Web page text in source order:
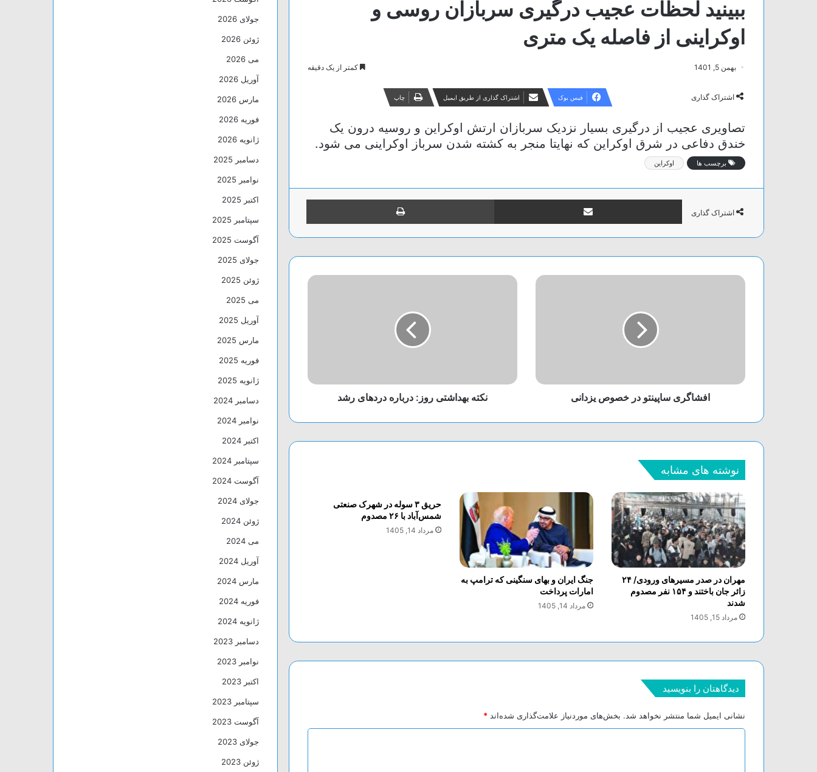
ببینید لحظات عجیب درگیری سربازان روسی و
اوکراینی از فاصله یک متری
بهمن 5, 1401 کمتر از یک دقیقه
اشتراک گذاری فیس بوک اشتراک گذاری از طریق ایمیل چاپ
تصاویری عجیب از درگیری بسیار نزدیک سربازان ارتش اوکراین و روسیه درون یک
خندق دفاعی در شرق اوکراین که نهایتا منجر به کشته شدن سرباز اوکراینی می شود.
برچسب ها اوکراین
اشتراک گذاری
اشتراک گذاری از طریق ایمیل
افشاگری ساپینتو در خصوص یزدانی نکته بهداشتی روز: درباره دردهای رشد
نوشته های مشابه
مهران در صدر مسیر‌های ورودی/ ۲۴
زائر جان باختند و ۱۵۴ نفر مصدوم
شدند
مرداد 15, 1405
جنگ ایران و بهای سنگینی که ترامپ به
امارات پرداخت
مرداد 14, 1405
حریق ۳ سوله در شهرک صنعتی
شمس‌آباد با ۲۶ مصدوم
مرداد 14, 1405
دیدگاهتان را بنویسید
نشانی ایمیل شما منتشر نخواهد شد. بخش‌های موردنیاز علامت‌گذاری شده‌اند *
جولای 2026
ژوئن 2026
می 2026
آوریل 2026
مارس 2026
فوریه 2026
ژانویه 2026
دسامبر 2025
نوامبر 2025
اکتبر 2025
سپتامبر 2025
آگوست 2025
جولای 2025
ژوئن 2025
می 2025
آوریل 2025
مارس 2025
فوریه 2025
ژانویه 2025
دسامبر 2024
نوامبر 2024
اکتبر 2024
سپتامبر 2024
آگوست 2024
جولای 2024
ژوئن 2024
می 2024
آوریل 2024
مارس 2024
فوریه 2024
ژانویه 2024
دسامبر 2023
نوامبر 2023
اکتبر 2023
سپتامبر 2023
آگوست 2023
جولای 2023
ژوئن 2023